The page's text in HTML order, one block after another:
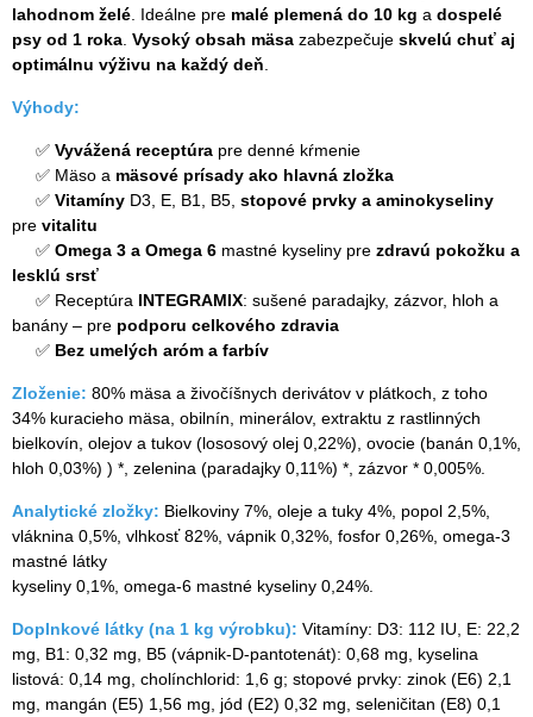
lahodnom želé . Ideálne pre malé plemená do 10 kg a dospelé
psy od 1 roka Vysoký obsah mäsa zabezpečuje skvelú chuť aj
optimálnu výživu na každý deň
Výhody:
✅ Vyvážená receptúra pre denné kŕmenie
✅ Mäso a mäsové prísady ako hlavná zložka
✅ Vitamíny D3, E, B1, B5, stopové prvky a aminokyseliny
pre vitalitu
✅ Omega 3 a Omega 6 mastné kyseliny pre zdravú pokožku a
lesklú srsť
✅ Receptúra INTEGRAMIX: sušené paradajky, zázvor, hloh a
banány – pre podporu celkového zdravia
✅ Bez umelých aróm a farbív
Zloženie: 80% mäsa a živočíšnych derivátov v plátkoch, z toho
34% kuracieho mäsa, obilnín, minerálov, extraktu z rastlinných
bielkovín, olejov a tukov (lososový olej 0,22%), ovocie (banán 0,1%,
hloh 0,03%) ) *, zelenina (paradajky 0,11%) *, zázvor * 0,005%.
Analytické zložky: Bielkoviny 7%, oleje a tuky 4%, popol 2,5%,
vláknina 0,5%, vlhkosť 82%, vápnik 0,32%, fosfor 0,26%, omega-3
mastné látky
kyseliny 0,1%, omega-6 mastné kyseliny 0,24%.
Doplnkové látky (na 1 kg výrobku): Vitamíny: D3: 112 IU, E: 22,2
mg, B1: 0,32 mg, B5 (vápnik-D-pantotenát): 0,68 mg, kyselina
listová: 0,14 mg, cholínchlorid: 1,6 g; stopové prvky: zinok (Е6) 2,1
mg, mangán (Е5) 1,56 mg, jód (Е2) 0,32 mg, seleničitan (Е8) 0,1